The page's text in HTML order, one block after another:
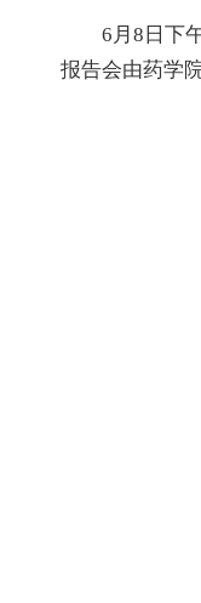
6月8日下午
报告会由药学